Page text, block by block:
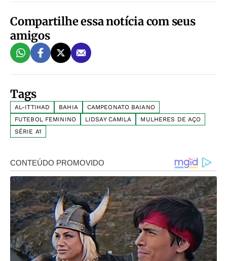
Compartilhe essa notícia com seus
amigos
Tags
AL-ITTIHAD BAHIA
CAMPEONATO BAIANO
FUTEBOL FEMININO
LIDSAY CAMILA
MULHERES DE AÇO
SÉRIE A1